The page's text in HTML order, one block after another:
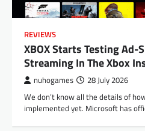
REVIEWS
XBOX Starts Testing Ad-
Streaming In The Xbox
nuhogames 28 July 2026
We don’t know all the details of
implemented yet. Microsoft has